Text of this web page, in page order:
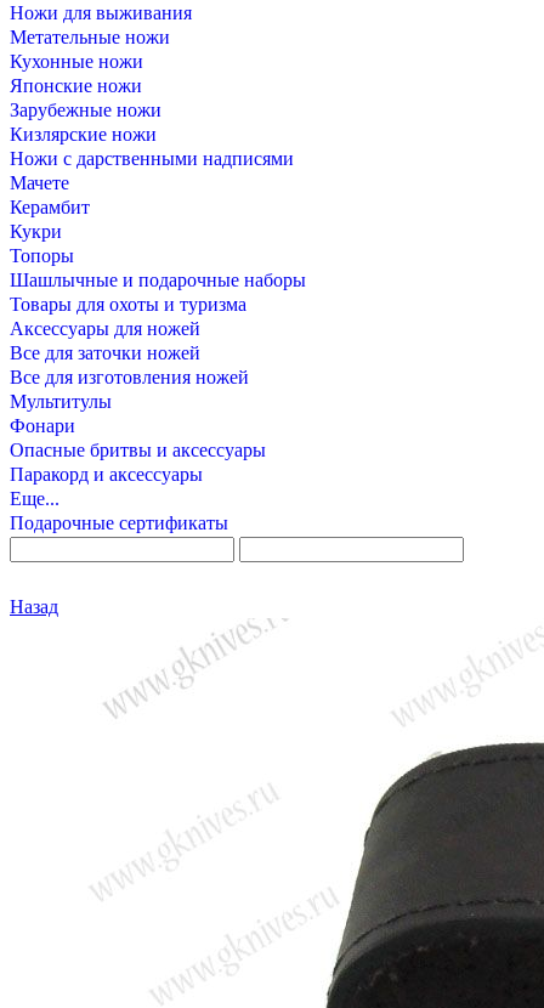
Ножи для выживания
Метательные ножи
Кухонные ножи
Японские ножи
Зарубежные ножи
Кизлярские ножи
Ножи с дарственными надписями
Мачете
Керамбит
Кукри
Топоры
Шашлычные и подарочные наборы
Товары для охоты и туризма
Аксессуары для ножей
Все для заточки ножей
Все для изготовления ножей
Мультитулы
Фонари
Опасные бритвы и аксессуары
Паракорд и аксессуары
Еще...
Подарочные сертификаты
Назад